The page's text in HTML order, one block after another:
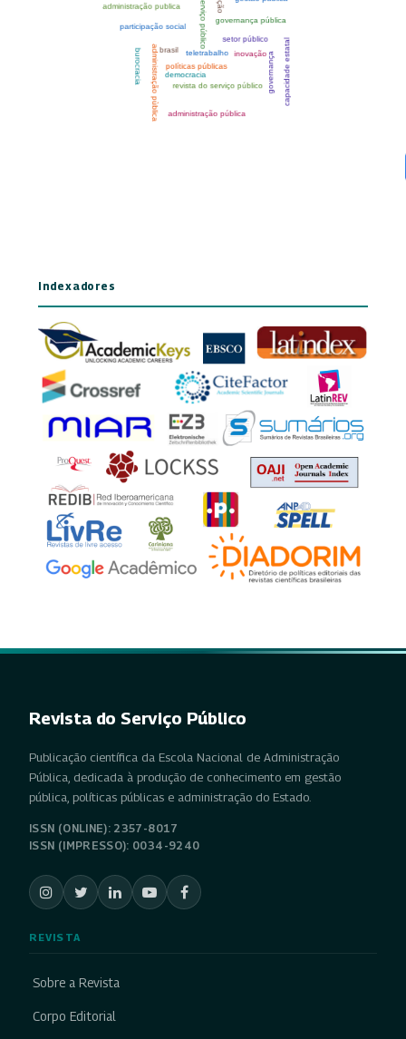
Indexadores
Revista do Serviço Público
Publicação científica da Escola Nacional de Administração
Pública, dedicada à produção de conhecimento em gestão
pública, políticas públicas e administração do Estado.
ISSN (ONLINE): 2357-8017
ISSN (IMPRESSO): 0034-9240
REVISTA
Sobre a Revista
Corpo Editorial